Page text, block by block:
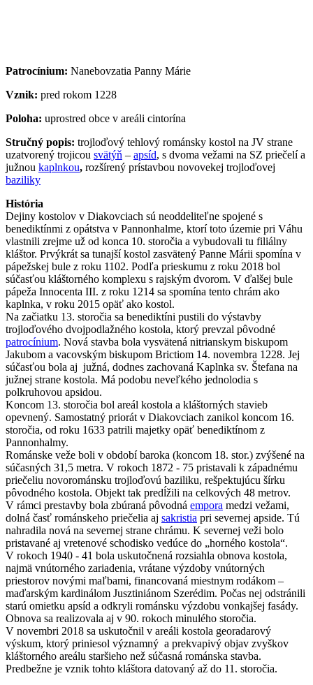
Patrocínium: Nanebovzatia Panny Márie
Vznik: pred rokom 1228
Poloha: uprostred obce v areáli cintorína
Stručný popis: trojloďový tehlový románsky kostol na JV strane
uzatvorený trojicou svätýň – apsíd, s dvoma vežami na SZ priečelí a
južnou kaplnkou, rozšírený prístavbou novovekej trojloďovej
baziliky
História
Dejiny kostolov v Diakovciach sú neoddeliteľne spojené s
benediktínmi z opátstva v Pannonhalme, ktorí toto územie pri Váhu
vlastnili zrejme už od konca 10. storočia a vybudovali tu filiálny
kláštor. Prvýkrát sa tunajší kostol zasvätený Panne Márii spomína v
pápežskej bule z roku 1102. Podľa prieskumu z roku 2018 bol
súčasťou kláštorného komplexu s rajským dvorom. V ďalšej bule
pápeža Innocenta III. z roku 1214 sa spomína tento chrám ako
kaplnka, v roku 2015 opäť ako kostol.
Na začiatku 13. storočia sa benediktíni pustili do výstavby
trojloďového dvojpodlažného kostola, ktorý prevzal pôvodné
patrocínium. Nová stavba bola vysvätená nitrianskym biskupom
Jakubom a vacovským biskupom Brictiom 14. novembra 1228. Jej
súčasťou bola aj južná, dodnes zachovaná Kaplnka sv. Štefana na
južnej strane kostola. Má podobu neveľkého jednolodia s
polkruhovou apsidou.
Koncom 13. storočia bol areál kostola a kláštorných stavieb
opevnený. Samostatný priorát v Diakovciach zanikol koncom 16.
storočia, od roku 1633 patrili majetky opäť benediktínom z
Pannonhalmy.
Románske veže boli v období baroka (koncom 18. stor.) zvýšené na
súčasných 31,5 metra. V rokoch 1872 - 75 pristavali k západnému
priečeliu novorománsku trojloďovú baziliku, rešpektujúcu šírku
pôvodného kostola. Objekt tak predĺžili na celkových 48 metrov.
V rámci prestavby bola zbúraná pôvodná empora medzi vežami,
dolná časť románskeho priečelia aj sakristia pri severnej apside. Tú
nahradila nová na severnej strane chrámu. K severnej veži bolo
pristavané aj vretenové schodisko vedúce do „horného kostola“.
V rokoch 1940 - 41 bola uskutočnená rozsiahla obnova kostola,
najmä vnútorného zariadenia, vrátane výzdoby vnútorných
priestorov novými maľbami, financovaná miestnym rodákom –
maďarským kardinálom Jusztiniánom Szerédim. Počas nej odstránili
starú omietku apsíd a odkryli románsku výzdobu vonkajšej fasády.
Obnova sa realizovala aj v 90. rokoch minulého storočia.
V novembri 2018 sa uskutočnil v areáli kostola georadarový
výskum, ktorý priniesol významný a prekvapivý objav zvyškov
kláštorného areálu staršieho než súčasná románska stavba.
Predbežne je vznik tohto kláštora datovaný až do 11. storočia.